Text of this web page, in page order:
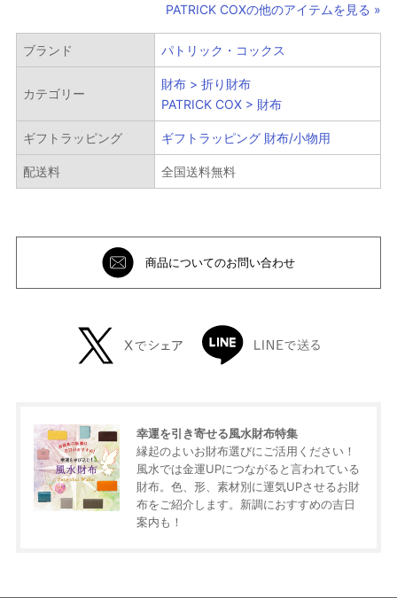
絞り込み検索
メイン
カテゴリー
サブ
カテゴリー
PATRICK COXの他のアイテムを見る »
ブランド パトリック・コックス
カテゴリー
財布 > 折り財布
PATRICK COX > 財布
ギフトラッピング ギフトラッピング 財布/小物用
配送料 全国送料無料
商品についてのお問い合わせ
幸運を引き寄せる風水財布特集
縁起のよいお財布選びにご活用ください！
風水では金運UPにつながると言われている
財布。色、形、素材別に運気UPさせるお財
布をご紹介します。新調におすすめの吉日
案内も！